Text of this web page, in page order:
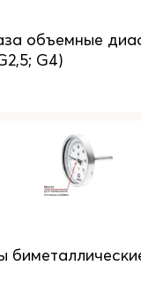
объемные
G4)